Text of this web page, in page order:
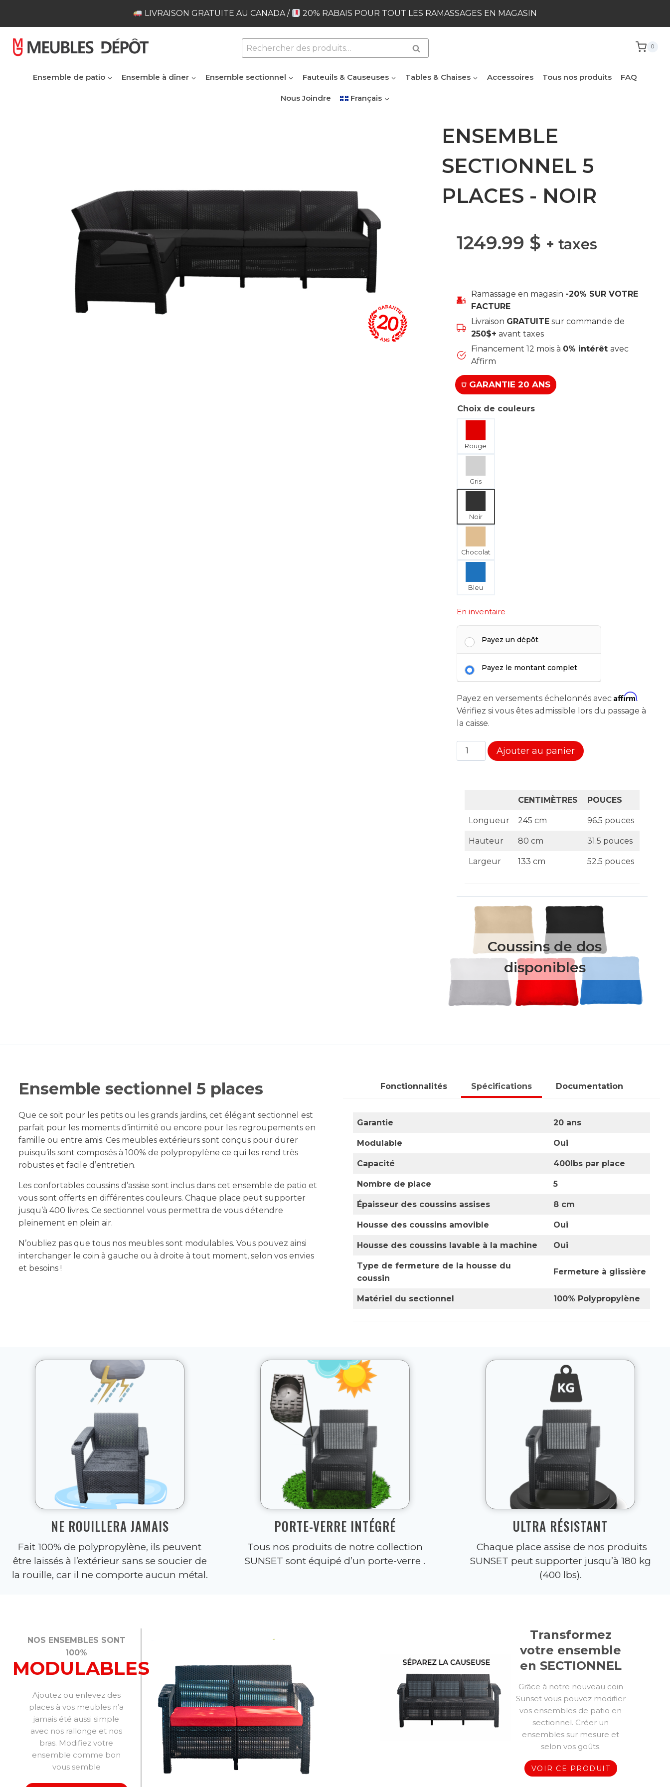
LIVRAISON GRATUITE AU CANADA / 20% RABAIS POUR TOUT LES RAMASSAGES EN MAGASIN
Rechercher : Rechercher 0
Ensemble de patio Ensemble à dîner Ensemble sectionnel Fauteuils & Causeuses Tables & Chaises Accessoires Tous nos produits FAQ
Nous Joindre Français
ENSEMBLE
SECTIONNEL 5
PLACES - NOIR
1249.99 $ + taxes
Ramassage en magasin -20% SUR VOTRE
FACTURE
Livraison GRATUITEsur commande de
250$+ avant taxes
Financement 12 mois à 0% intérêt avec
Affirm
⛉ GARANTIE 20 ANS
Choix de couleurs
Rouge
Gris
Noir
Chocolat
Bleu
En inventaire
Payez un dépôt
Payez le montant complet
Payez en versements échelonnés avec Affirm.
Vérifiez si vous êtes admissible lors du passage à
la caisse.
quantité
de
Ajouter au panier
CENTIMÈTRES POUCES
Longueur 245 cm 96.5 pouces
Hauteur 80 cm 31.5 pouces
Largeur 133 cm 52.5 pouces
Coussins de dos
disponibles
Ensemble sectionnel 5 places
Que ce soit pour les petits ou les grands jardins, cet élégant sectionnel est
parfait pour les moments d’intimité ou encore pour les regroupements en
famille ou entre amis. Ces meubles extérieurs sont conçus pour durer
puisqu’ils sont composés à 100% de polypropylène ce qui les rend très
robustes et facile d’entretien.
Les confortables coussins d’assise sont inclus dans cet ensemble de patio et
vous sont offerts en différentes couleurs. Chaque place peut supporter
jusqu’à 400 livres. Ce sectionnel vous permettra de vous détendre
pleinement en plein air.
N’oubliez pas que tous nos meubles sont modulables. Vous pouvez ainsi
interchanger le coin à gauche ou à droite à tout moment, selon vos envies
et besoins !
Fonctionnalités Spécifications Documentation
Garantie 20 ans
Modulable Oui
Capacité 400lbs par place
Nombre de place 5
Épaisseur des coussins assises 8 cm
Housse des coussins amovible Oui
Housse des coussins lavable à la machine Oui
Type de fermeture de la housse du
coussin
Fermeture à glissière
Matériel du sectionnel 100% Polypropylène
NE ROUILLERA JAMAIS
Fait 100% de polypropylène, ils peuvent
être laissés à l’extérieur sans se soucier de
la rouille, car il ne comporte aucun métal.
PORTE-VERRE INTÉGRÉ
Tous nos produits de notre collection
SUNSET sont équipé d’un porte-verre .
ULTRA RÉSISTANT
Chaque place assise de nos produits
SUNSET peut supporter jusqu’à 180 kg
(400 lbs).
NOS ENSEMBLES SONT
100%
MODULABLES
Ajoutez ou enlevez des
places à vos meubles n’a
jamais été aussi simple
avec nos rallonge et nos
bras. Modifiez votre
ensemble comme bon
vous semble
Transformez
votre ensemble
en SECTIONNEL
Grâce à notre nouveau coin
Sunset vous pouvez modifier
vos ensembles de patio en
sectionnel. Créer un
ensembles sur mesure et
selon vos goûts.
VOIR CE PRODUIT